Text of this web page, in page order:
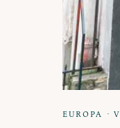
EUROPA ·